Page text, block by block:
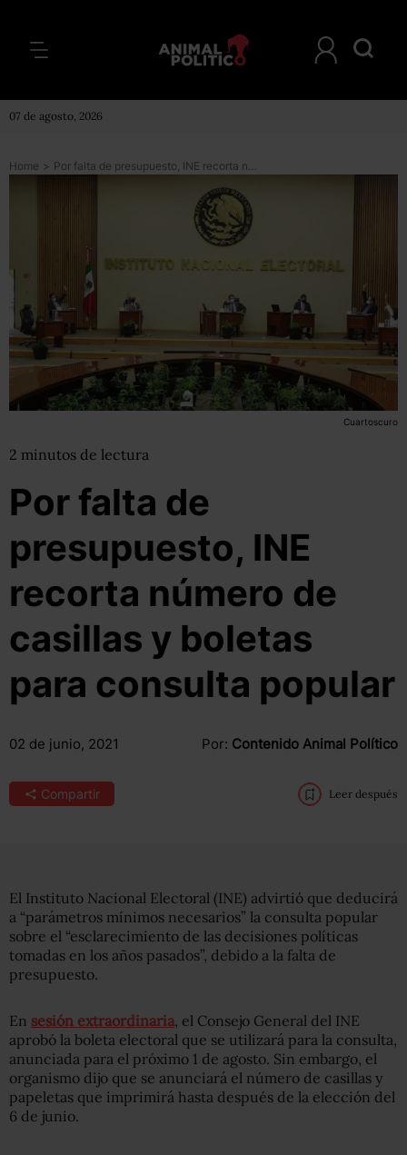
07 de agosto, 2026
Home > Por falta de presupuesto, INE recorta número de casillas y boletas para consulta popular
Cuartoscuro
2 minutos de lectura
Por falta de
presupuesto, INE
recorta número de
casillas y boletas
para consulta popular
02 de junio, 2021 Por: Contenido Animal Político
Compartir Leer después
El Instituto Nacional Electoral (INE) advirtió que deducirá
a “parámetros mínimos necesarios” la consulta popular
sobre el “esclarecimiento de las decisiones políticas
tomadas en los años pasados”, debido a la falta de
presupuesto.
En sesión extraordinaria, el Consejo General del INE
aprobó la boleta electoral que se utilizará para la consulta,
anunciada para el próximo 1 de agosto. Sin embargo, el
organismo dijo que se anunciará el número de casillas y
papeletas que imprimirá hasta después de la elección del
6 de junio.